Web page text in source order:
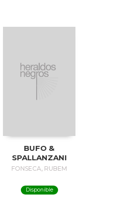
BUFO &
SPALLANZANI
FONSECA, RUBEM
Disponible